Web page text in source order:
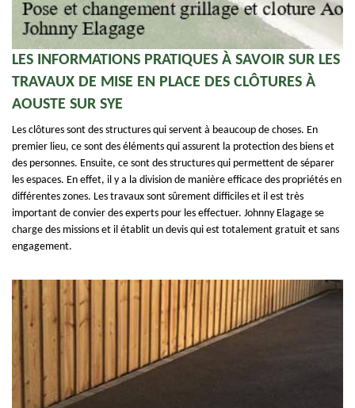
LES INFORMATIONS PRATIQUES À SAVOIR SUR LES
TRAVAUX DE MISE EN PLACE DES CLÔTURES À
AOUSTE SUR SYE
Les clôtures sont des structures qui servent à beaucoup de choses. En
premier lieu, ce sont des éléments qui assurent la protection des biens et
des personnes. Ensuite, ce sont des structures qui permettent de séparer
les espaces. En effet, il y a la division de manière efficace des propriétés en
différentes zones. Les travaux sont sûrement difficiles et il est très
important de convier des experts pour les effectuer. Johnny Elagage se
charge des missions et il établit un devis qui est totalement gratuit et sans
engagement.